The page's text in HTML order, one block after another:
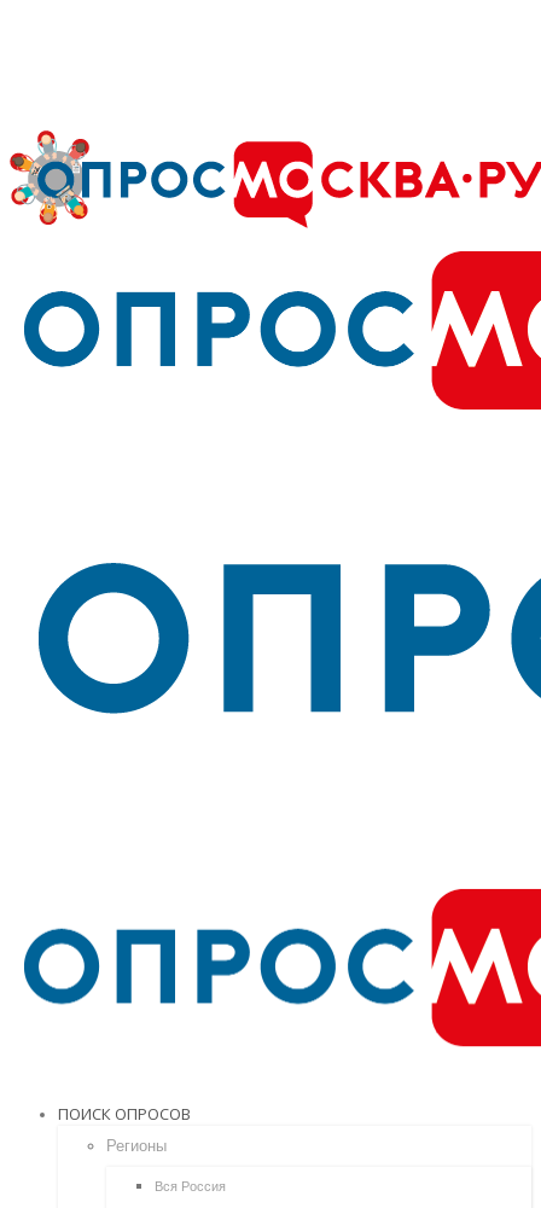
ПОИСК ОПРОСОВ
Регионы
Вся Россия